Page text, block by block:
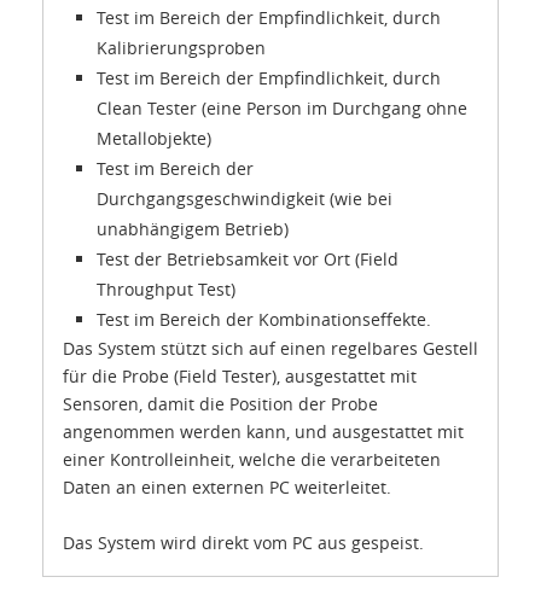
Test im Bereich der Empfindlichkeit, durch
Kalibrierungsproben
Test im Bereich der Empfindlichkeit, durch
Clean Tester (eine Person im Durchgang ohne
Metallobjekte)
Test im Bereich der
Durchgangsgeschwindigkeit (wie bei
unabhängigem Betrieb)
Test der Betriebsamkeit vor Ort (Field
Throughput Test)
Test im Bereich der Kombinationseffekte.
Das System stützt sich auf einen regelbares Gestell
für die Probe (Field Tester), ausgestattet mit
Sensoren, damit die Position der Probe
angenommen werden kann, und ausgestattet mit
einer Kontrolleinheit, welche die verarbeiteten
Daten an einen externen PC weiterleitet.
Das System wird direkt vom PC aus gespeist.